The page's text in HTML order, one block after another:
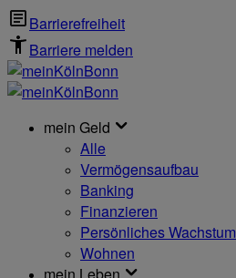
Barrierefreiheit
Barriere melden
mein Geld
Alle
Vermögensaufbau
Banking
Finanzieren
Persönliches Wachstum
Wohnen